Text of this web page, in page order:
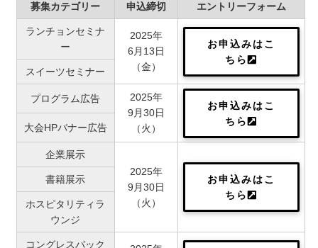
募集カテゴリー 申込締切 エントリーフォーム
ランチョンセミナ
ー
2025年
6月13日
（金）
お申込みはこ
ちら
スイーツセミナー
プログラム広告
2025年
9月30日
（火）
お申込みはこ
ちら
大会HPバナー広告
企業展示
2025年
9月30日
（火）
お申込みはこ
ちら
書籍展示
ホスピタリティラ
ウンジ
コングレスバック